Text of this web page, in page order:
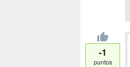
-1
puntos